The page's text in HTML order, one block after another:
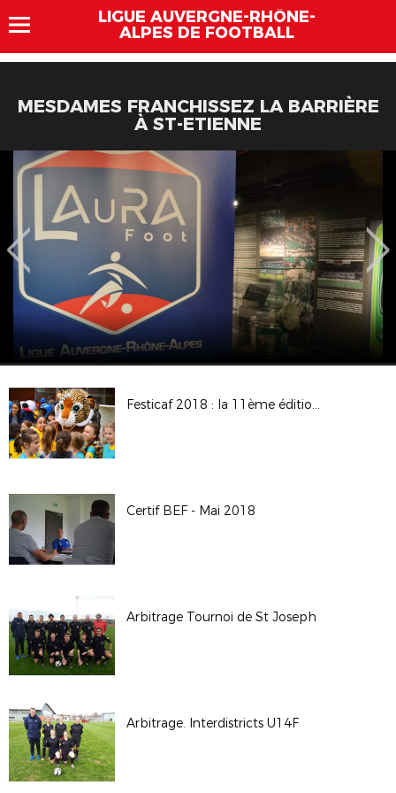
LIGUE AUVERGNE-RHÔNE-
ALPES DE FOOTBALL
MESDAMES FRANCHISSEZ LA BARRIÈRE
À ST-ETIENNE
Festicaf 2018 : la 11ème édition du rassemblement des écoles féminines de football
Certif BEF - Mai 2018
Arbitrage Tournoi de St Joseph
Arbitrage. Interdistricts U14F